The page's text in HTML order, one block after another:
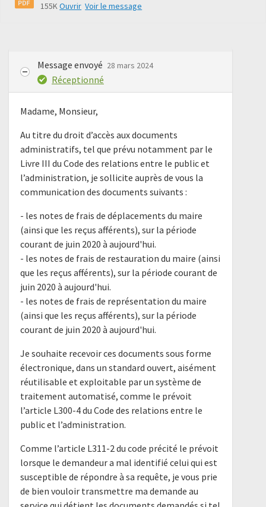
155KOuvrir Voir le message
Message envoyé 28 mars 2024
Réceptionné
Madame, Monsieur,
Au titre du droit d’accès aux documents
administratifs, tel que prévu notamment par le
Livre III du Code des relations entre le public et
l’administration, je sollicite auprès de vous la
communication des documents suivants :
- les notes de frais de déplacements du maire
(ainsi que les reçus afférents), sur la période
courant de juin 2020 à aujourd'hui.
- les notes de frais de restauration du maire (ainsi
que les reçus afférents), sur la période courant de
juin 2020 à aujourd'hui.
- les notes de frais de représentation du maire
(ainsi que les reçus afférents), sur la période
courant de juin 2020 à aujourd'hui.
Je souhaite recevoir ces documents sous forme
électronique, dans un standard ouvert, aisément
réutilisable et exploitable par un système de
traitement automatisé, comme le prévoit
l’article L300-4 du Code des relations entre le
public et l’administration.
Comme l’article L311-2 du code précité le prévoit
lorsque le demandeur a mal identifié celui qui est
susceptible de répondre à sa requête, je vous prie
de bien vouloir transmettre ma demande au